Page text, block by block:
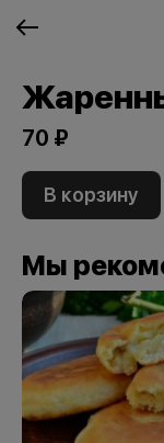
70 ₽
В корзину
Мы